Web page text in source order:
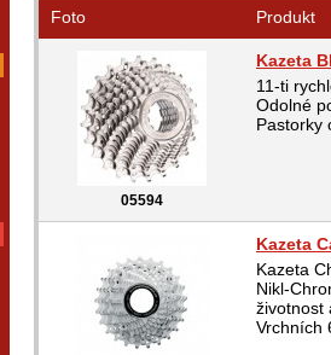
Foto Produkt
05594
Kazeta
11-ti
Odolné
Pastorky
Kazeta
Kazeta
Nikl-
životnost
Vrchních